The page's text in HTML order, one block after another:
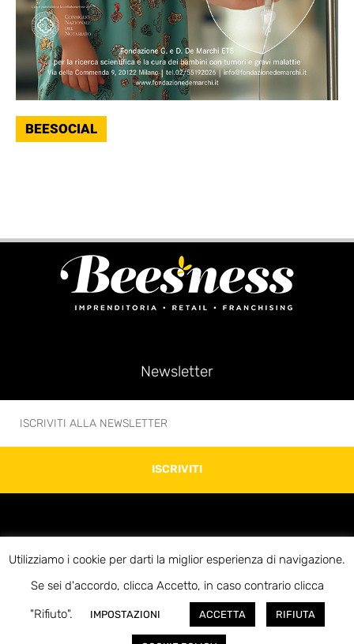
BEESOCIAL
Newsletter
ISCRIVITI
© 2020 Beesness di Giovanni Bonani – P.IVA 10312920969 – Via Soperga 13 –
Utilizziamo i cookie per darti la miglior esperienza di navigazione.
Se sei d'accordo, clicca Accetto, in caso contrario clicca
"Rifiuto".
IMPOSTAZIONI ACCETTA RIFIUTA